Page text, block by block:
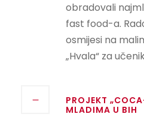
obradovali
fast food-a.
osmijesi na
„Hvala“ za
PROJEKT
MLADIMA U BIH